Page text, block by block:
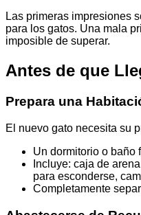
Las primeras impresiones
para los gatos. Una mala
imposible de superar.
Antes de que
Prepara una
El nuevo gato necesita su
Un dormitorio o baño
Incluye: caja de
para esconderse,
Completamente